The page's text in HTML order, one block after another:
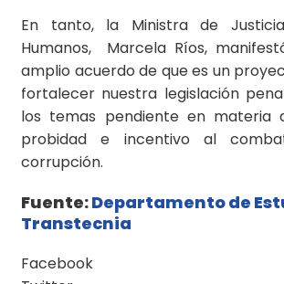
En tanto, la Ministra de
Humanos, Marcela Ríos,
amplio acuerdo de que es un
fortalecer nuestra legislación
los temas pendiente en materia
probidad e incentivo al
corrupción.
Fuente:Departamento de
Transtecnia
Facebook